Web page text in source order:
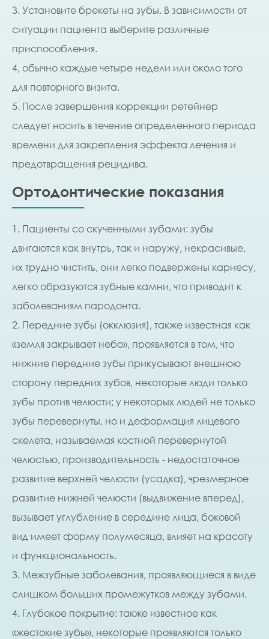
3. Установите брекеты на зубы. В зависимости от
ситуации пациента выберите различные
приспособления.
4, обычно каждые четыре недели или около того
для повторного визита.
5. После завершения коррекции ретейнер
следует носить в течение определенного периода
времени для закрепления эффекта лечения и
предотвращения рецидива.
Ортодонтические показания
1. Пациенты со скученными зубами: зубы
двигаются как внутрь, так и наружу, некрасивые,
их трудно чистить, они легко подвержены кариесу,
легко образуются зубные камни, что приводит к
заболеваниям пародонта.
2. Передние зубы (окклюзия), также известная как
«земля закрывает небо», проявляется в том, что
нижние передние зубы прикусывают внешнюю
сторону передних зубов, некоторые люди только
зубы против челюсти; у некоторых людей не только
зубы перевернуты, но и деформация лицевого
скелета, называемая костной перевернутой
челюстью, производительность - недостаточное
развитие верхней челюсти (усадка), чрезмерное
развитие нижней челюсти (выдвижение вперед),
вызывает углубление в середине лица, боковой
вид имеет форму полумесяца, влияет на красоту
и функциональность.
3. Межзубные заболевания, проявляющиеся в виде
слишком больших промежутков между зубами.
4. Глубокое покрытие: также известное как
«жестокие зубы», некоторые проявляются только